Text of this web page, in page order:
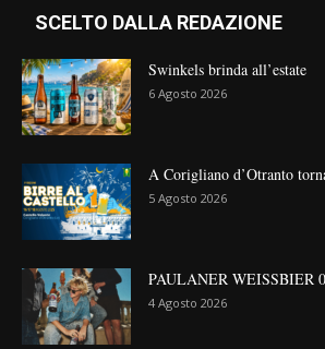
SCELTO DALLA REDAZIONE
Swinkels brinda all’estate
6 Agosto 2026
A Corigliano d’Otranto
5 Agosto 2026
PAULANER WEISSBIER
4 Agosto 2026